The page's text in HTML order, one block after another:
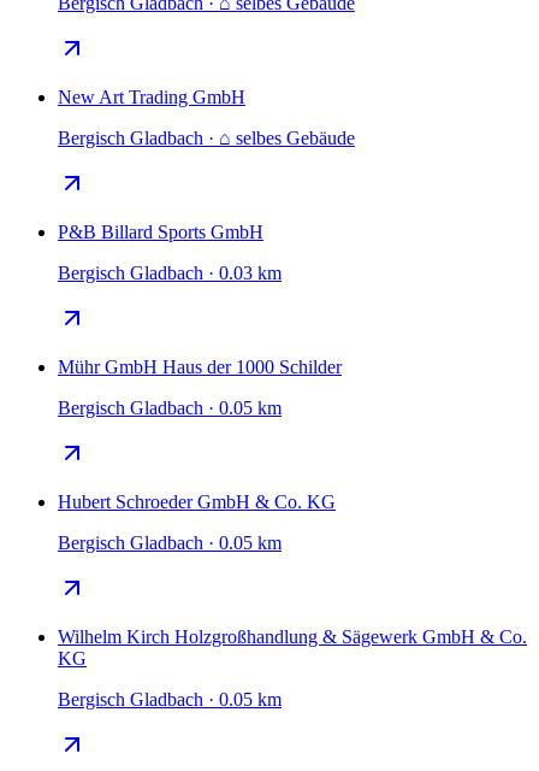
New Art Trading GmbH
Bergisch Gladbach · ⌂ selbes Gebäude
P&B Billard Sports GmbH
Bergisch Gladbach · 0.03 km
Mühr GmbH Haus der 1000 Schilder
Bergisch Gladbach · 0.05 km
Hubert Schroeder GmbH & Co. KG
Bergisch Gladbach · 0.05 km
Wilhelm Kirch Holzgroßhandlung & Sägewerk GmbH & Co.
KG
Bergisch Gladbach · 0.05 km